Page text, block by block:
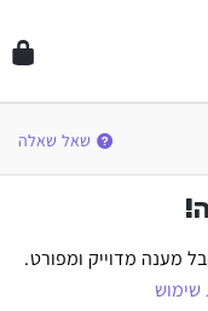
שאל שאלה
מענה מדוייק ומפורט.
שימוש